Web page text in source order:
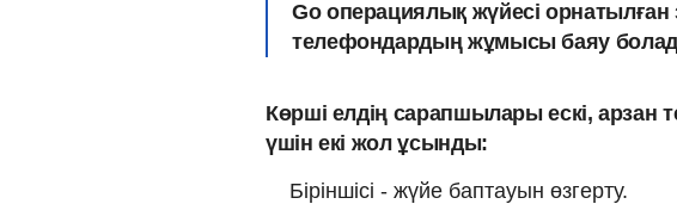
Go операциялық жүйесі орнатылған
телефондардың жұмысы баяу
Көрші елдің сарапшылары ескі, арзан
үшін екі жол ұсынды:
Біріншісі - жүйе баптауын өзгерту.